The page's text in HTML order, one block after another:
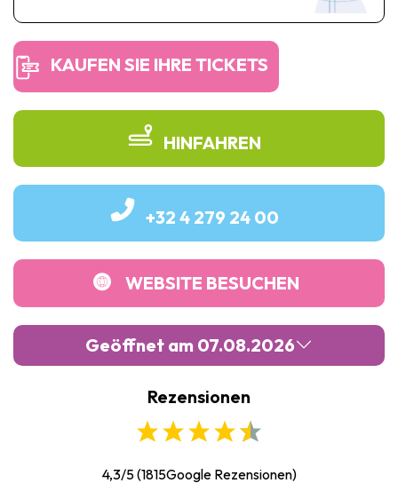
UNESCO erbe
KAUFEN SIE IHRE TICKETS
HINFAHREN
+32 4 279 24 00
WEBSITE BESUCHEN
Geöffnet am 07.08.2026
19:00
09:00-20:00
Rezensionen
4,3/5(1815Google Rezensionen)